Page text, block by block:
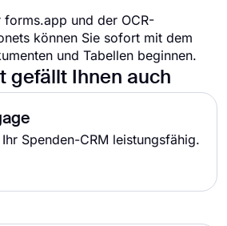
und der OCR-
können Sie sofort mit dem
und Tabellen beginnen.
gefällt Ihnen auch
Spenden-CRM leistungsfähig.